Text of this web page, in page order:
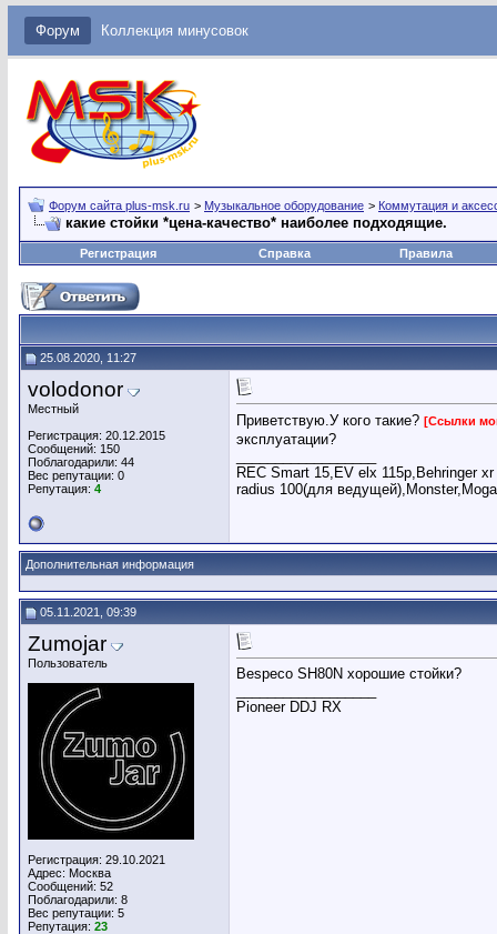
Форум Коллекция минусовок
Форум сайта plus-msk.ru > Музыкальное оборудование > Коммутация и
какие стойки *цена-качество* наиболее подходящие.
Регистрация Справка Правила
25.08.2020, 11:27
volodonor
Местный
Регистрация: 20.12.2015
Сообщений: 150
Поблагодарили: 44
Вес репутации: 0
Репутация: 4
Приветствую.У кого такие? [Ссылки
эксплуатации?
REC Smart 15,EV elx 115p,Behringer
radius 100(для
Дополнительная информация
05.11.2021, 09:39
Zumojar
Пользователь
Регистрация: 29.10.2021
Адрес: Москва
Сообщений: 52
Поблагодарили: 8
Вес репутации: 5
Репутация: 23
Bespeco SH80N хорошие стойки?
Pioneer DDJ RX